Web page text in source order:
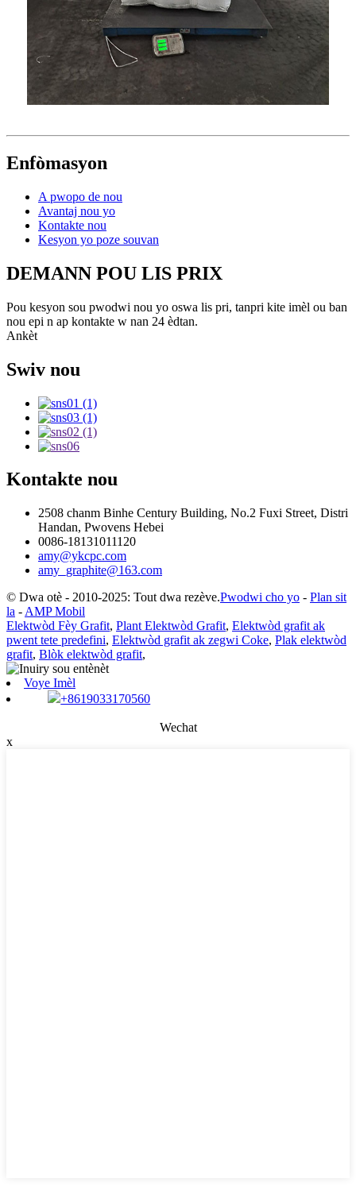
Enfòmasyon
A pwopo de nou
Avantaj nou yo
Kontakte nou
Kesyon yo poze souvan
DEMANN POU LIS PRIX
Pou kesyon sou pwodwi nou yo oswa lis pri, tanpri kite imèl ou ban
nou epi n ap kontakte w nan 24 èdtan.
Ankèt
Swiv nou
Kontakte nou
2508 chanm Binhe Century Building, No.2 Fuxi Street, Distri
Handan, Pwovens Hebei
0086-18131011120
amy@ykcpc.com
amy_graphite@163.com
© Dwa otè - 2010-2025: Tout dwa rezève.Pwodwi cho yo - Plan sit
la - AMP Mobil
Elektwòd Fèy Grafit, Plant Elektwòd Grafit, Elektwòd grafit ak
pwent tete predefini, Elektwòd grafit ak zegwi Coke, Plak elektwòd
grafit, Blòk elektwòd grafit,
Voye Imèl
+8619033170560
Wechat
x